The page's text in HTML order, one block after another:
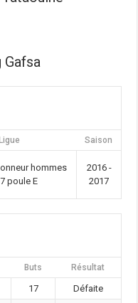
Gafsa
Saison
hommes
poule E
2016 -
2017
Buts Résultat
17
Défaite